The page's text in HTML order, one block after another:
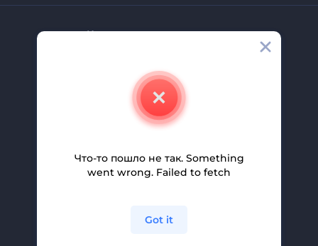
Компания
Свяжитесь С Нами
Помощь И Поддержка
Партнерская Программа
Политика Конфиденциальности
Что-то пошло не так. Something
went wrong. Failed to fetch
Got it